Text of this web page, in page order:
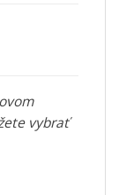
vybrať